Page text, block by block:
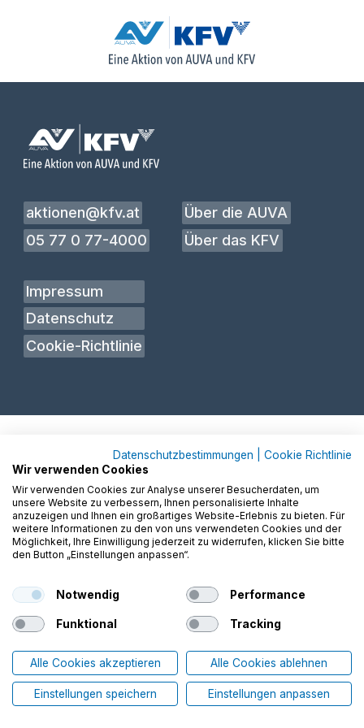
aktionen@kfv.at
05 77 0 77-4000
Über die AUVA
Über das KFV
Impressum
Datenschutz
Cookie-Richtlinie
Datenschutzbestimmungen
Cookie Richtlinie
Wir verwenden Cookies
Wir verwenden Cookies zur Analyse unserer Besucherdaten, um
unsere Website zu verbessern, Ihnen personalisierte Inhalte
anzuzeigen und Ihnen ein großartiges Website-Erlebnis zu bieten. Für
weitere Informationen zu den von uns verwendeten Cookies und der
Möglichkeit, Ihre Einwilligung jederzeit zu widerrufen, klicken Sie bitte
den Button „Einstellungen anpassen“.
Notwendig Performance
Funktional Tracking
Alle Cookies akzeptieren Alle Cookies ablehnen
Einstellungen speichern Einstellungen anpassen